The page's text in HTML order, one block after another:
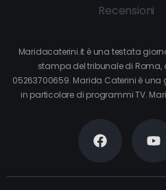
Recensioni
Maridacaterini.it è una testata
stampa del tribunale di Roma,
05263700659. Marida Caterini è
in particolare di programmi TV.